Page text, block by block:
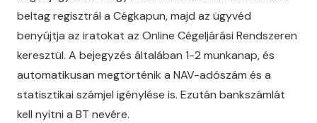
beltag regisztrál a Cégkapun, majd az ügyvéd
benyújtja az iratokat az Online Cégeljárási Rendszeren
keresztül. A bejegyzés általában 1-2 munkanap, és
automatikusan megtörténik a NAV-adószám és a
statisztikai számjel igénylése is. Ezután bankszámlát
kell nyitni a BT nevére.